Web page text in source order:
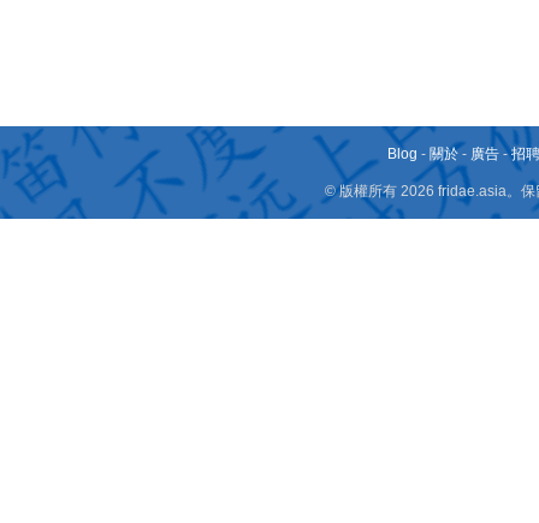
Blog - 關於 - 廣告 -招
© 版權所有 2026 fridae.asia。